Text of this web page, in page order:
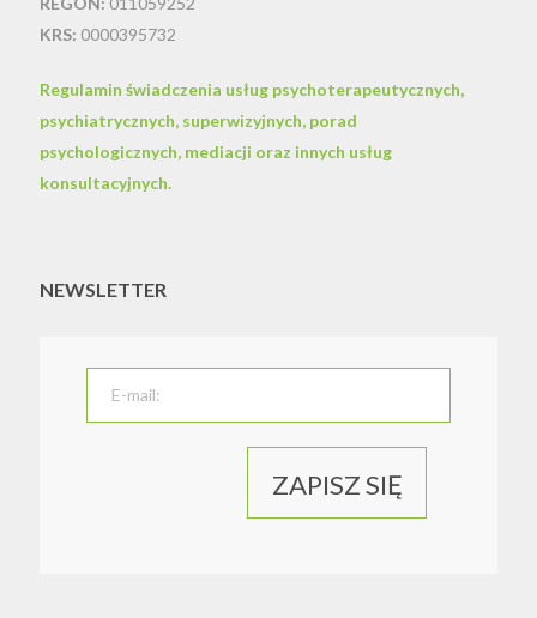
KRS: 0000395732
Regulamin świadczenia usług psychoterapeutycznych,
psychiatrycznych, superwizyjnych, porad
psychologicznych, mediacji oraz innych usług
konsultacyjnych.
NEWSLETTER